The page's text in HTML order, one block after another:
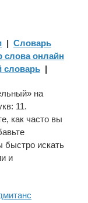
| Словарь
слова онлайн
словарь |
на
11.
как часто вы
быстро искать
и